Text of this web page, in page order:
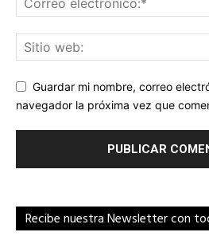
Guardar mi nombre, correo
navegador la próxima vez que
Recibe nuestra Newsletter con